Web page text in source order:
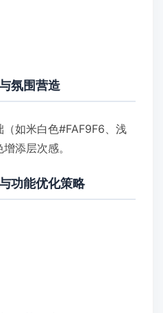
氛围营造
如米白色#FAF9F6、浅
添层次感。
功能优化策略